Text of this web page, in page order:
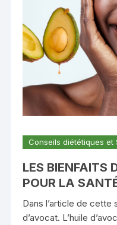
Conseils diététiques et
LES BIENFAITS
POUR LA
Dans l’article de cette
d’avocat. L’huile